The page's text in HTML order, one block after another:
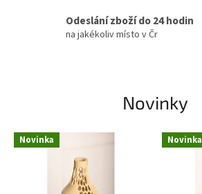
š
e
Odeslání zboží do 24 hodin
na jakékoliv místo v Čr
Novinky
Novinka Novinka